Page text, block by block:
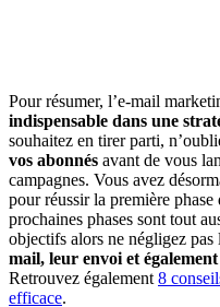
Pour résumer, l’e-mail
indispensable dans une
souhaitez en tirer parti,
vos abonnés avant de vous
campagnes. Vous avez
pour réussir la première
prochaines phases sont tout
objectifs alors ne négligez pas
mail, leur envoi et
Retrouvez également 8
efficace.